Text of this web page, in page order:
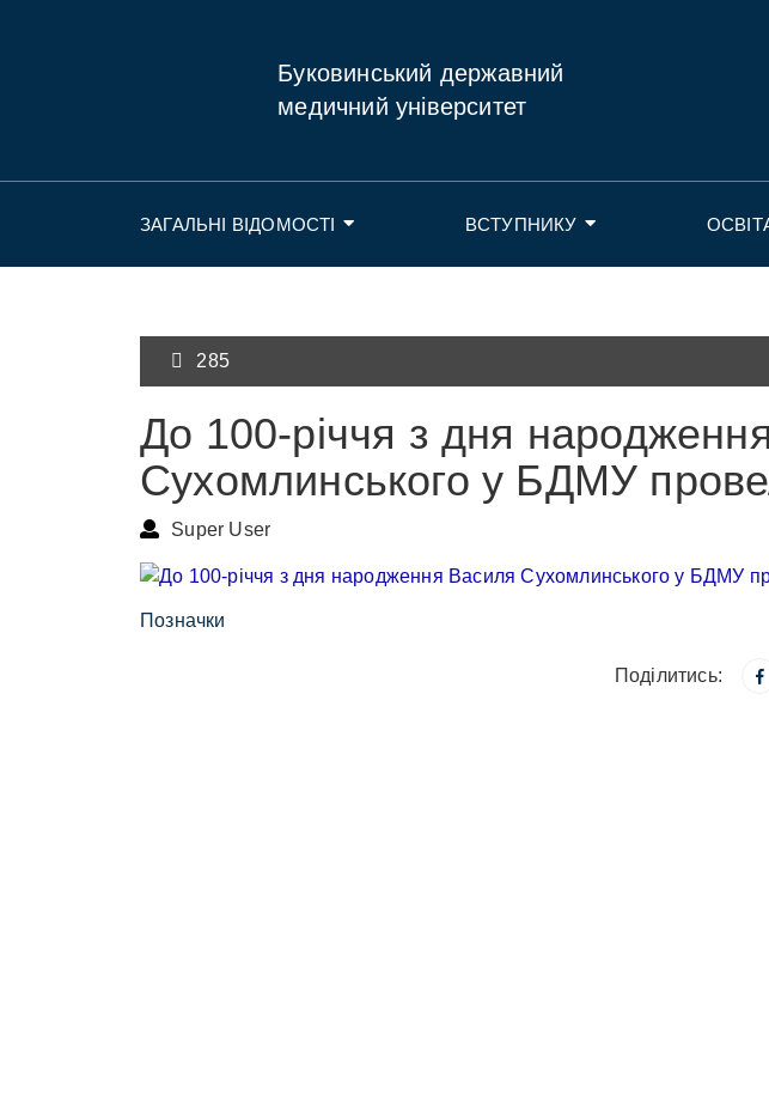
Буковинський державний
медичний університет
ЗАГАЛЬНІ ВІДОМОСТІ ВСТУПНИКУ
285
До 100-річчя з дня
Сухомлинського у БДМУ
Super User
Позначки
Поділитись: